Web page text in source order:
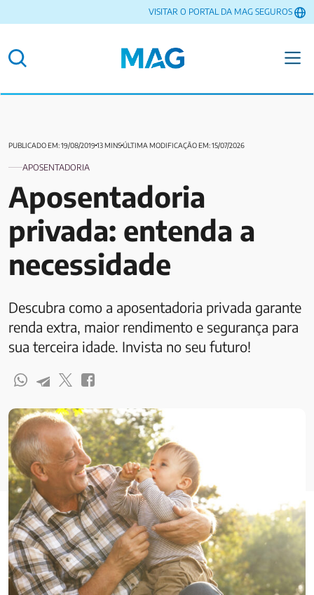
VISITAR O PORTAL DA MAG SEGUROS
PUBLICADO EM: 19/08/201913 MINSÚLTIMA MODIFICAÇÃO EM: 15/07/2026
APOSENTADORIA
Aposentadoria
privada: entenda a
necessidade
Descubra como a aposentadoria privada garante
renda extra, maior rendimento e segurança para
sua terceira idade. Invista no seu futuro!